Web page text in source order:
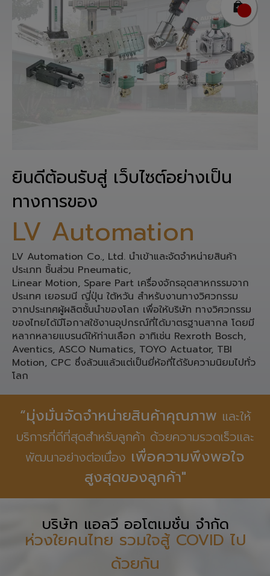
ยินดีต้อนรับสู่ เว็บไซต์อย่างเป็น
ทางการของ
LV Automation
LV Automation Co., Ltd. นำเข้าและจัดจำหน่ายสินค้า
ประเภท ชิ้นส่วน Pneumatic,
Linear Motion, Spare Part เครื่องจักรอุตสาหกรรมจาก
ประเทศ เยอรมนี ญี่ปุ่น ใต้หวัน สำหรับงานทางวิศวกรรม
จากประเทศผู้ผลิตชั้นนำของโลก เพื่อให้บริษัท ทางวิศวกรรม
ของไทยได้มีโอกาสใช้งานอุปกรณ์ที่ได้มาตรฐานสากล โดยมี
หลากหลายแบรนด์ให้ท่านเลือก อาทิเช่น Rexroth Bosch,
Aventics, ASCO Numatics, TOYO Actuator, TBI
Motion, CPC ซึ่งล้วนแล้วแต่เป็นยี่ห้อที่ได้รับความนิยมไปทั่ว
โลก
“มุ่งมั่นจัดจำหน่ายสินค้าคุณภาพ และให้
บริการที่ดีที่สุดสำหรับลูกค้า ด้วยความรวดเร็วและ
พัฒนาอย่างต่อเนื่อง เพื่อความพึงพอใจ
สูงสุดของลูกค้า"
บริษัท แอลวี ออโตเมชั่น จำกัด
ห่วงใยคนไทย รวมใจสู้ COVID ไป
ด้วยกัน